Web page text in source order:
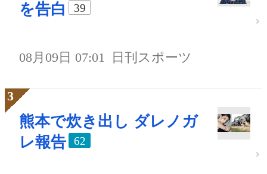
を告白
39
08月09日 07:01 日刊スポーツ
熊本で炊き出し ダレノガ
レ報告
62